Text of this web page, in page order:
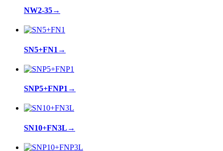
NW2-35→
SN5+FN1 →
SNP5+FNP1 →
SN10+FN3L →